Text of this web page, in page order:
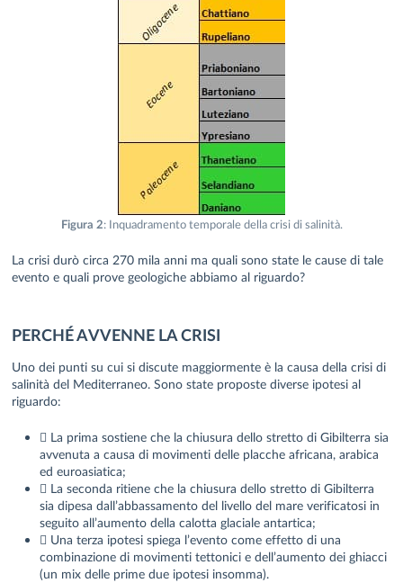
Figura 2: Inquadramento temporale della crisi di salinità.
La crisi durò circa 270 mila anni ma quali sono state le cause di tale
evento e quali prove geologiche abbiamo al riguardo?
PERCHÉ AVVENNE LA CRISI
Uno dei punti su cui si discute maggiormente è la causa della crisi di
salinità del Mediterraneo. Sono state proposte diverse ipotesi al
riguardo:
 La prima sostiene che la chiusura dello stretto di Gibilterra sia
avvenuta a causa di movimenti delle placche africana, arabica
ed euroasiatica;
 La seconda ritiene che la chiusura dello stretto di Gibilterra
sia dipesa dall’abbassamento del livello del mare verificatosi in
seguito all’aumento della calotta glaciale antartica;
 Una terza ipotesi spiega l’evento come effetto di una
combinazione di movimenti tettonici e dell’aumento dei ghiacci
(un mix delle prime due ipotesi insomma).